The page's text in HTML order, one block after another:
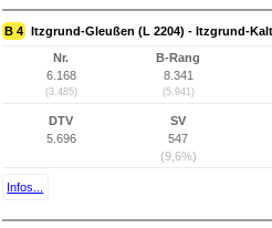
B 4 Itzgrund-Gleußen (L 2204) - Itzgrund-
Nr.
6.168
(3.485)
B-Rang
8.341
(5.941)
DTV
5.696
SV
547
(9,6%)
Infos...